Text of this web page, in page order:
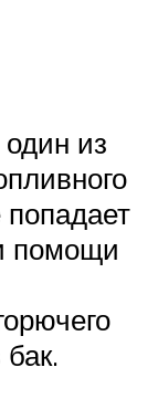
из
попадает
помощи